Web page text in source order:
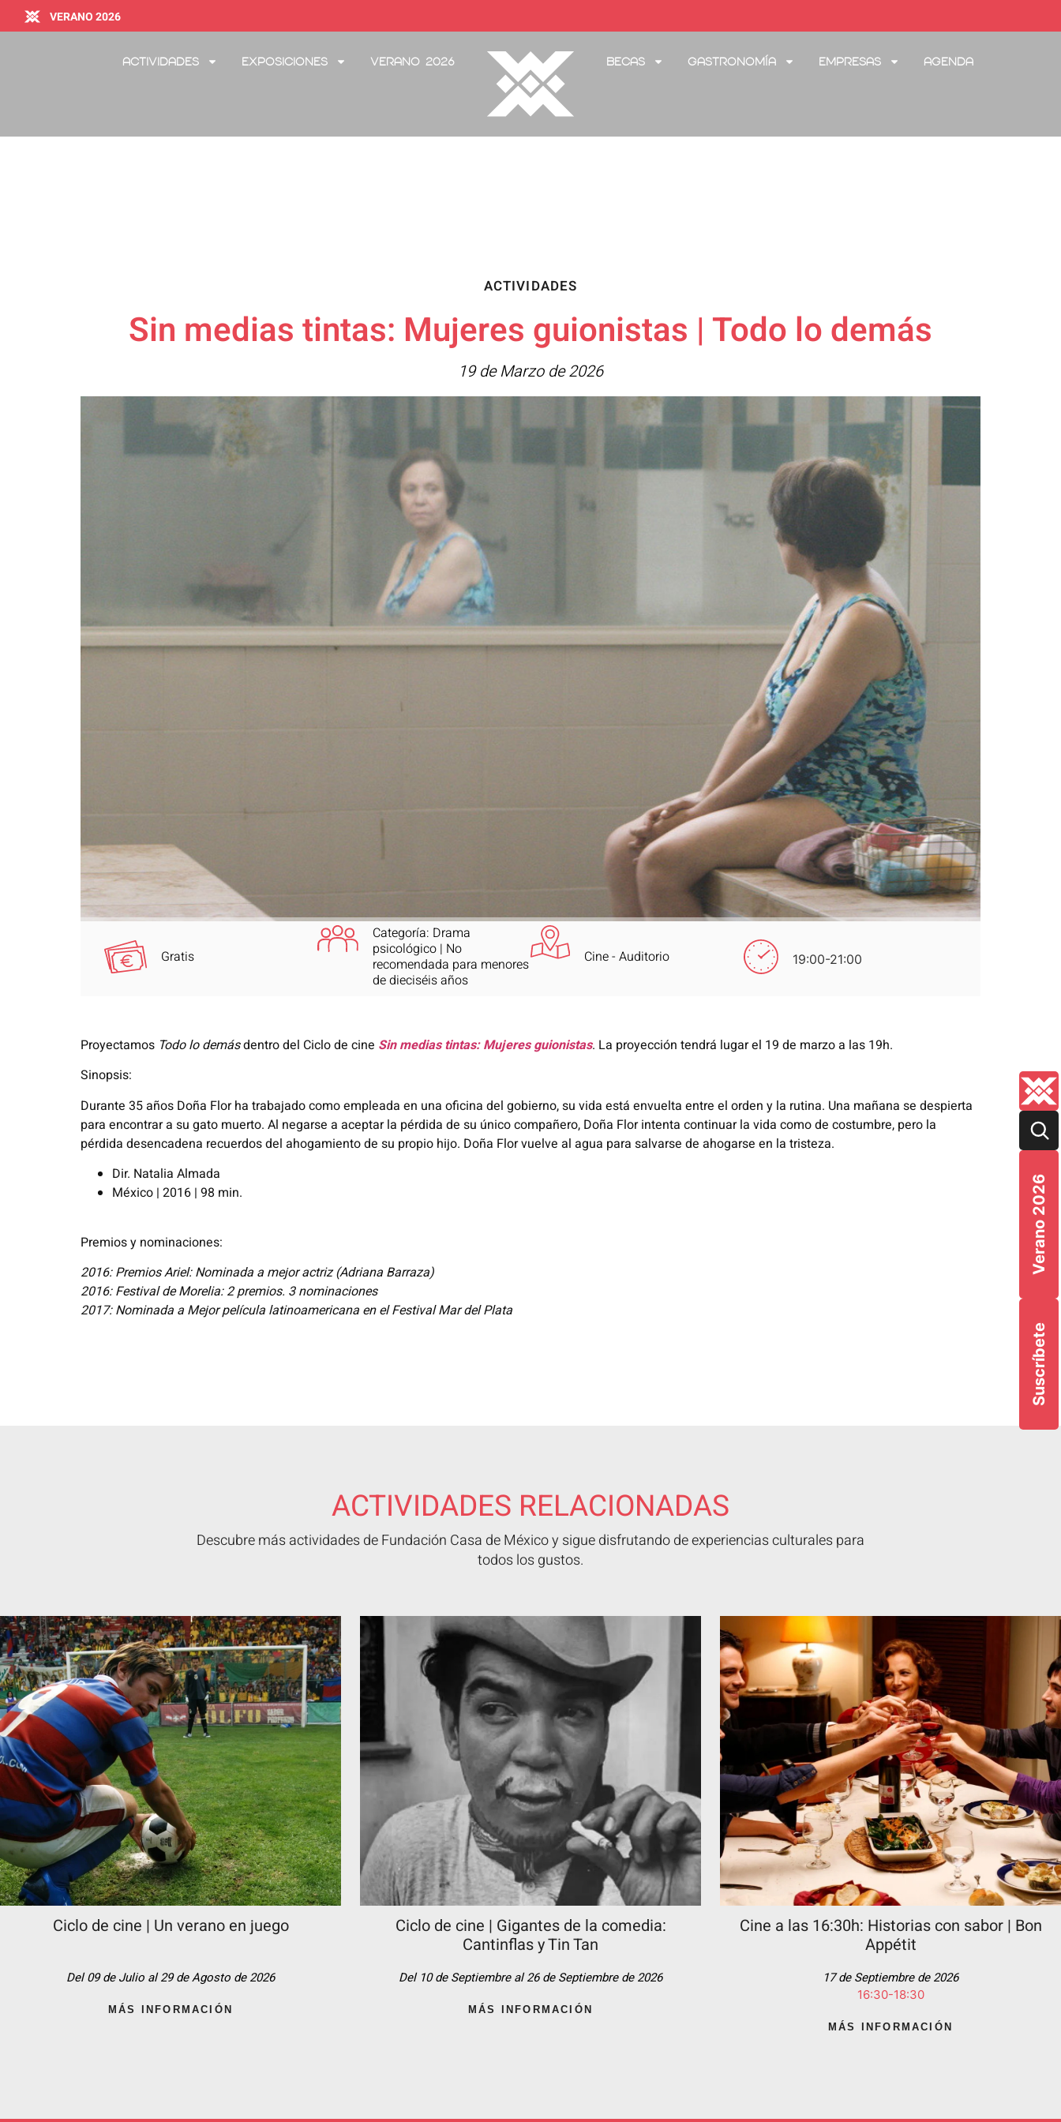
Suscríbete
Verano 2026
VERANO 2026
Actividades Exposiciones Verano 2026 Becas Gastronomía Empresas Agenda
ACTIVIDADES
Sin medias tintas: Mujeres guionistas | Todo lo demás
19 de Marzo de 2026
Gratis
Categoría: Drama
psicológico | No
recomendada para menores
de dieciséis años
Cine - Auditorio 19:00-21:00
Proyectamos Todo lo demásdentro del Ciclo de cine Sin medias tintas: Mujeres guionistas. La proyección tendrá lugar el 19 de marzo a las 19h.
Sinopsis:
Durante 35 años Doña Flor ha trabajado como empleada en una oficina del gobierno, su vida está envuelta entre el orden y la rutina. Una mañana se despierta
para encontrar a su gato muerto. Al negarse a aceptar la pérdida de su único compañero, Doña Flor intenta continuar la vida como de costumbre, pero la
pérdida desencadena recuerdos del ahogamiento de su propio hijo. Doña Flor vuelve al agua para salvarse de ahogarse en la tristeza.
Dir. Natalia Almada
México | 2016 | 98 min.
Premios y nominaciones:
2016: Premios Ariel: Nominada a mejor actriz (Adriana Barraza)
2016: Festival de Morelia: 2 premios. 3 nominaciones
2017: Nominada a Mejor película latinoamericana en el Festival Mar del Plata
ACTIVIDADES RELACIONADAS
Descubre más actividades de Fundación Casa de México y sigue disfrutando de experiencias culturales para
todos los gustos.
Ciclo de cine | Un verano en juego
Del 09 de Julio al 29 de Agosto de 2026
MÁS INFORMACIÓN
Ciclo de cine | Gigantes de la comedia:
Cantinflas y Tin Tan​
Del 10 de Septiembre al 26 de Septiembre de 2026
MÁS INFORMACIÓN
Cine a las 16:30h: Historias con sabor | Bon
Appétit
17 de Septiembre de 2026
16:30-18:30
MÁS INFORMACIÓN